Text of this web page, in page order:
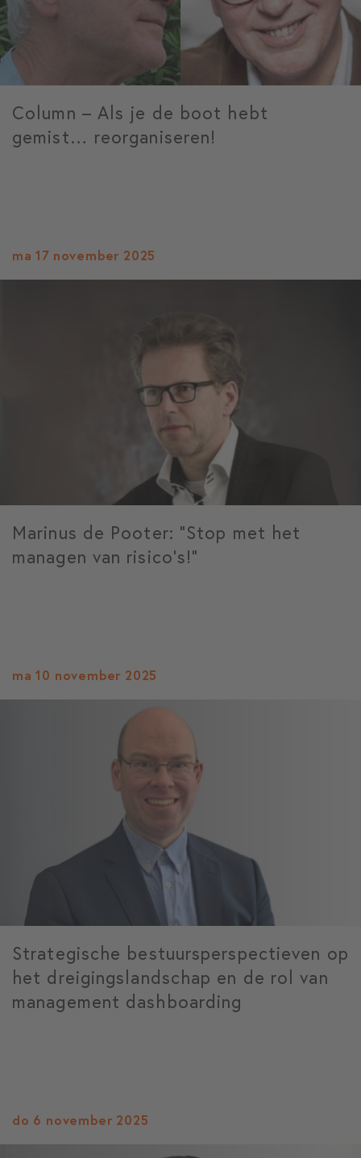
Column – Als je de boot hebt
gemist… reorganiseren!
ma 17 november 2025
Marinus de Pooter: “Stop met het
managen van risico’s!”
ma 10 november 2025
Strategische bestuursperspectieven op
het dreigingslandschap en de rol van
management dashboarding
do 6 november 2025